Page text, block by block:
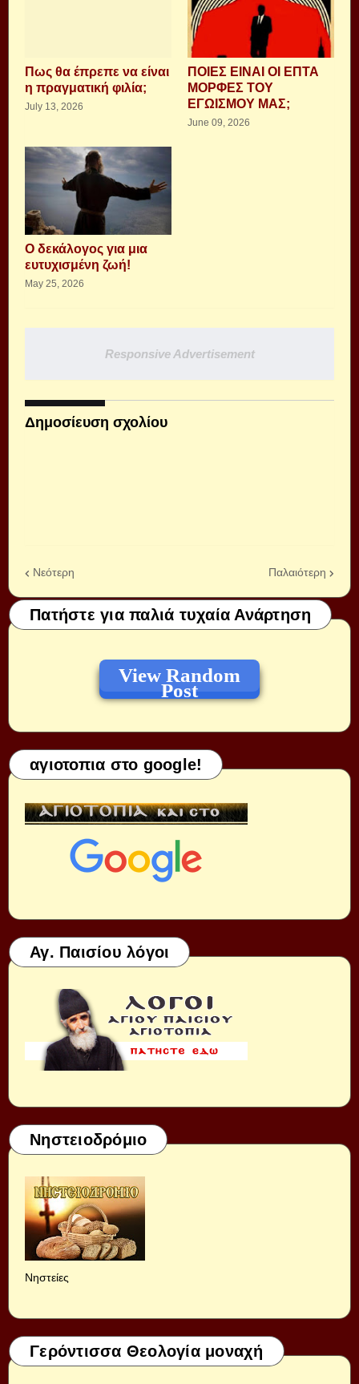
Πως θα έπρεπε να είναι
η πραγματική φιλία;
July 13, 2026
ΠΟΙΕΣ ΕΙΝΑΙ ΟΙ ΕΠΤΑ
ΜΟΡΦΕΣ ΤΟΥ
ΕΓΩΙΣΜΟΥ ΜΑΣ;
June 09, 2026
Ο δεκάλογος για μια
ευτυχισμένη ζωή!
May 25, 2026
Responsive Advertisement
Δημοσίευση σχολίου
Νεότερη Παλαιότερη
Πατήστε για παλιά τυχαία Ανάρτηση
View Random
Post
αγιοτοπια στο google!
Αγ. Παισίου λόγοι
Νηστειοδρόμιο
Νηστείες
Γερόντισσα Θεολογία μοναχή